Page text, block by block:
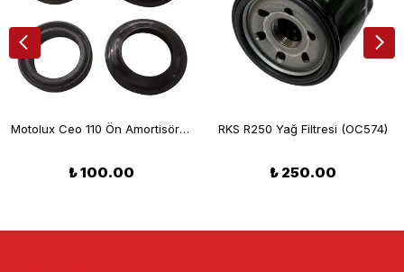
Motolux Ceo 110 Ön Amortisör Keçe Takımı
₺ 100.00
RKS R250 Yağ Filtresi (OC574)
₺ 250.00